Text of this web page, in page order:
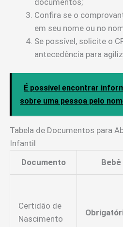
Confira se o
em seu nome ou no
Se possível, solicite o
antecedência para
É possível encontrar
sobre uma pessoa pelo
Tabela de Documentos para
Infantil
Documento
Bebê
Certidão de
Nascimento